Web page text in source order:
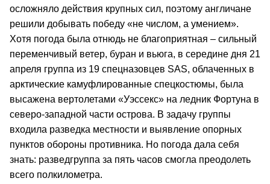
осложняло действия крупных сил, поэтому англичане
решили добывать победу «не числом, а умением».
Хотя погода была отнюдь не благоприятная – сильный
переменчивый ветер, буран и вьюга, в середине дня 21
апреля группа из 19 спецназовцев SAS, облаченных в
арктические камуфлированные спецкостюмы, была
высажена вертолетами «Уэссекс» на ледник Фортуна в
северо-западной части острова. В задачу группы
входила разведка местности и выявление опорных
пунктов обороны противника. Но погода дала себя
знать: разведгруппа за пять часов смогла преодолеть
всего полкилометра.